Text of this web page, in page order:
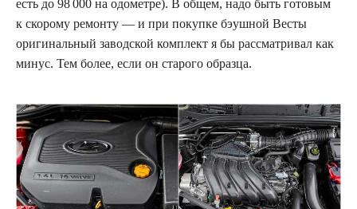
есть до 98 000 на одометре). В общем, надо быть готовым
к скорому ремонту — и при покупке бэушной Весты
оригинальный заводской комплект я бы рассматривал как
минус. Тем более, если он старого образца.